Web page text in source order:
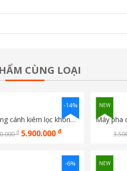
CÙNG LOẠI
Quạt không cánh kiêm lọc không khí thông minh Xiaomi Mijia WYJHS01ZM
đ 5.900.000đ
-14% NEW
-6% NEW